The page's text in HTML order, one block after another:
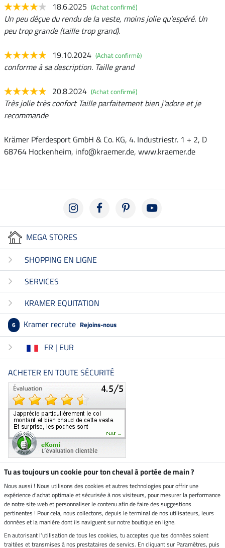
18.6.2025 (Achat confirmé)
Un peu déçue du rendu de la veste, moins jolie qu'espéré. Un
peu trop grande (taille trop grand).
19.10.2024 (Achat confirmé)
conforme à sa description. Taille grand
20.8.2024 (Achat confirmé)
Très jolie très confort Taille parfaitement bien j'adore et je
recommande
Krämer Pferdesport GmbH & Co. KG, 4. Industriestr. 1 + 2, D
68764 Hockenheim, info@kraemer.de, www.kraemer.de
MEGA STORES
SHOPPING EN LIGNE
SERVICES
KRAMER EQUITATION
6 Kramer recrute Rejoins-nous
FR | EUR
ACHETER EN TOUTE SÉCURITÉ
Boutique climatiquement
neutre
Livraison par
Paiement sécurisé
Tu as toujours un cookie pour ton cheval à portée de main ?
Nous aussi ! Nous utilisons des cookies et autres technologies pour offrir une
expérience d'achat optimale et sécurisée à nos visiteurs, pour mesurer la performance
de notre site web et personnaliser le contenu afin de faire des suggestions
pertinentes ! Pour cela, nous collectons, depuis le terminal de nos utilisateurs, leurs
données et la manière dont ils naviguent sur notre boutique en ligne.
En autorisant l'utilisation de tous les cookies, tu acceptes que tes données soient
traitées et transmises à nos prestataires de servics. En cliquant sur Paramètres, puis